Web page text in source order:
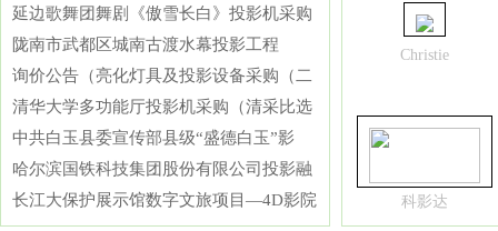
延边歌舞团舞剧《傲雪长白》投影机采购
陇南市武都区城南古渡水幕投影工程
询价公告（亮化灯具及投影设备采购（二
清华大学多功能厅投影机采购（清采比选
中共白玉县委宣传部县级“盛德白玉”影
哈尔滨国铁科技集团股份有限公司投影融
长江大保护展示馆数字文旅项目—4D影院
Christie
科影达